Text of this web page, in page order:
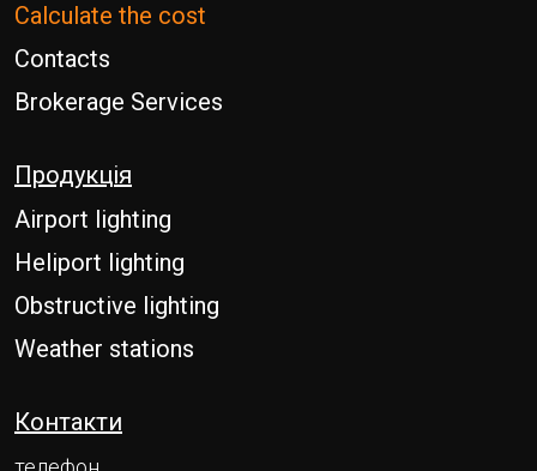
Calculate the cost
Contacts
Brokerage Services
Продукція
Airport lighting
Heliport lighting
Obstructive lighting
Weather stations
Контакти